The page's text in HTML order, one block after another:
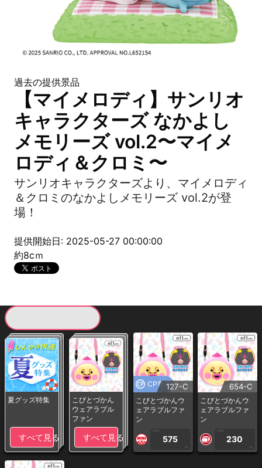
過去の提供景品
【マイメロディ】サンリオ
キャラクターズ なかよし
メモリーズ vol.2〜マイメ
ロディ＆クロミ〜
サンリオキャラクターズより、マイメロディ
＆クロミのなかよしメモリーズ vol.2が登
場！
提供開始日: 2025-05-27 00:00:00
約8cｍ
夏グッズ特集
すべて見る
こびとづかん
ウェアラブル
ファン
すべて見る
CP専用127-C
こびとづかんウ
ェアラブルファ
ン
1PLAY
575
CP
654-C
こびとづかんウ
ェアラブルファ
ン
1PLAY
230
CP